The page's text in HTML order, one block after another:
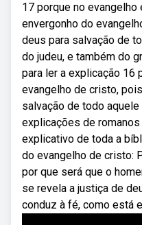
17 porque no evangelho
envergonho do
deus para salvação de
do judeu, e também do
para ler a explicação 16
evangelho de cristo,
salvação de todo
explicações de
explicativo de toda a
do evangelho de cristo:
por que será que o
se revela a justiça de
conduz à fé, como está